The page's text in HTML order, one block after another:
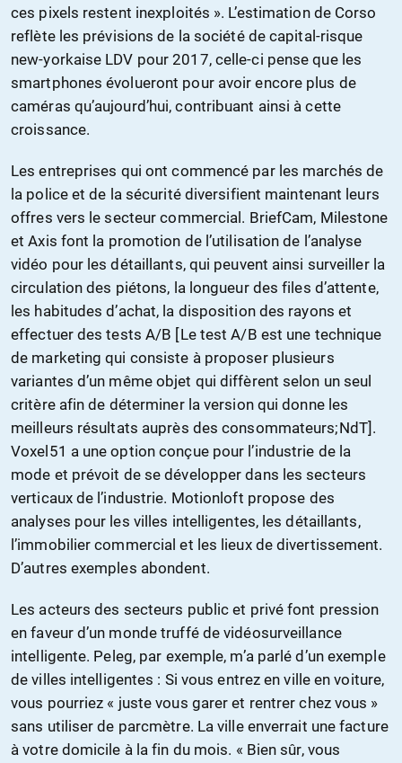
ces pixels restent inexploités ». L’estimation de Corso
reflète les prévisions de la société de capital-risque
new-yorkaise LDV pour 2017, celle-ci pense que les
smartphones évolueront pour avoir encore plus de
caméras qu’aujourd’hui, contribuant ainsi à cette
croissance.
Les entreprises qui ont commencé par les marchés de
la police et de la sécurité diversifient maintenant leurs
offres vers le secteur commercial. BriefCam, Milestone
et Axis font la promotion de l’utilisation de l’analyse
vidéo pour les détaillants, qui peuvent ainsi surveiller la
circulation des piétons, la longueur des files d’attente,
les habitudes d’achat, la disposition des rayons et
effectuer des tests A/B [Le test A/B est une technique
de marketing qui consiste à proposer plusieurs
variantes d’un même objet qui diffèrent selon un seul
critère afin de déterminer la version qui donne les
meilleurs résultats auprès des consommateurs;NdT].
Voxel51 a une option conçue pour l’industrie de la
mode et prévoit de se développer dans les secteurs
verticaux de l’industrie. Motionloft propose des
analyses pour les villes intelligentes, les détaillants,
l’immobilier commercial et les lieux de divertissement.
D’autres exemples abondent.
Les acteurs des secteurs public et privé font pression
en faveur d’un monde truffé de vidéosurveillance
intelligente. Peleg, par exemple, m’a parlé d’un exemple
de villes intelligentes : Si vous entrez en ville en voiture,
vous pourriez « juste vous garer et rentrer chez vous »
sans utiliser de parcmètre. La ville enverrait une facture
à votre domicile à la fin du mois. « Bien sûr, vous